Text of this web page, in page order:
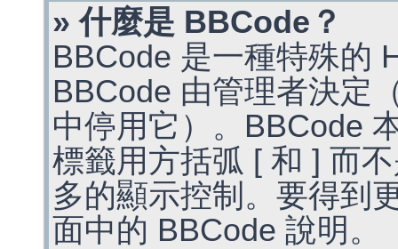
» 什麼是 BBCode？
BBCode 是一種特殊的
BBCode 由管理者決定
中停用它）。BBCode
標籤用方括弧 [ 和 ] 而
多的顯示控制。要得到
面中的 BBCode 說明。